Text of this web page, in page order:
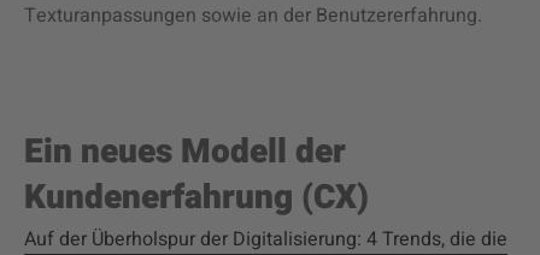
Texturanpassungen sowie an der Benutzererfahrung.
Ein neues Modell der
Kundenerfahrung (CX)
Auf der Überholspur der Digitalisierung: 4 Trends, die die